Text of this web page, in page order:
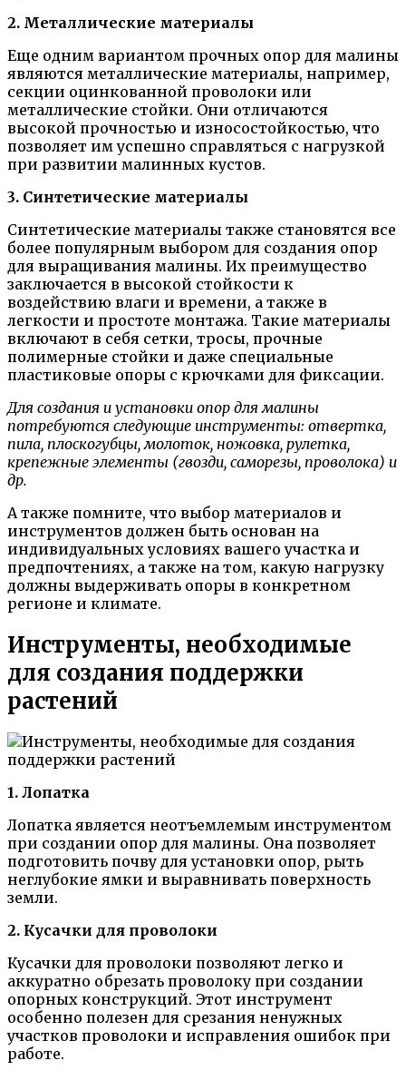
2. Металлические материалы
Еще одним вариантом прочных опор для малины
являются металлические материалы, например,
секции оцинкованной проволоки или
металлические стойки. Они отличаются
высокой прочностью и износостойкостью, что
позволяет им успешно справляться с нагрузкой
при развитии малинных кустов.
3. Синтетические материалы
Синтетические материалы также становятся все
более популярным выбором для создания опор
для выращивания малины. Их преимущество
заключается в высокой стойкости к
воздействию влаги и времени, а также в
легкости и простоте монтажа. Такие материалы
включают в себя сетки, тросы, прочные
полимерные стойки и даже специальные
пластиковые опоры с крючками для фиксации.
Для создания и установки опор для малины
потребуются следующие инструменты: отвертка,
пила, плоскогубцы, молоток, ножовка, рулетка,
крепежные элементы (гвозди, саморезы, проволока) и
др.
А также помните, что выбор материалов и
инструментов должен быть основан на
индивидуальных условиях вашего участка и
предпочтениях, а также на том, какую нагрузку
должны выдерживать опоры в конкретном
регионе и климате.
Инструменты, необходимые
для создания поддержки
растений
1. Лопатка
Лопатка является неотъемлемым инструментом
при создании опор для малины. Она позволяет
подготовить почву для установки опор, рыть
неглубокие ямки и выравнивать поверхность
земли.
2. Кусачки для проволоки
Кусачки для проволоки позволяют легко и
аккуратно обрезать проволоку при создании
опорных конструкций. Этот инструмент
особенно полезен для срезания ненужных
участков проволоки и исправления ошибок при
работе.